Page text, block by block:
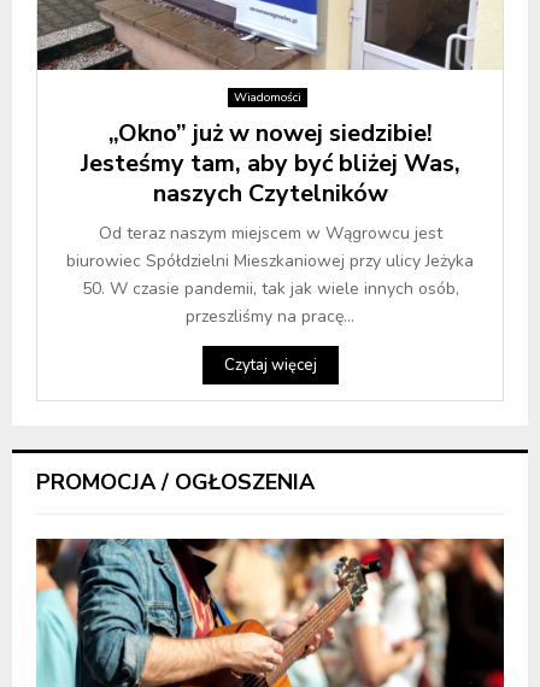
Wiadomości
„Okno” już w nowej siedzibie!
Jesteśmy tam, aby być bliżej Was,
naszych Czytelników
Od teraz naszym miejscem w Wągrowcu jest
biurowiec Spółdzielni Mieszkaniowej przy ulicy Jeżyka
50. W czasie pandemii, tak jak wiele innych osób,
przeszliśmy na pracę...
Czytaj więcej
PROMOCJA / OGŁOSZENIA